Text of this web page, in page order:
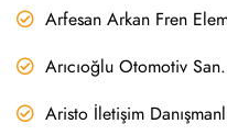
Arfesan Arkan Fren
Arıcıoğlu Otomotiv
Aristo İletişim